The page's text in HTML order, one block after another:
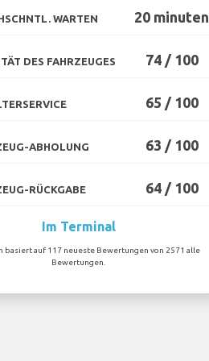
WARTEN 20 minuten
DES FAHRZEUGES 74 / 100
65 / 100
ABHOLUNG 63 / 100
RÜCKGABE 64 / 100
Im Terminal
basiert auf 117 neueste Bewertungen von 2571 alle
Bewertungen.